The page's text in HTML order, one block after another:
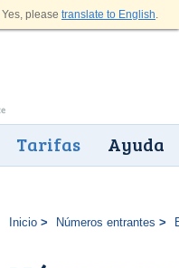
Yes, please translate to English.
Tarifas Ayuda
Inicio Números entrantes